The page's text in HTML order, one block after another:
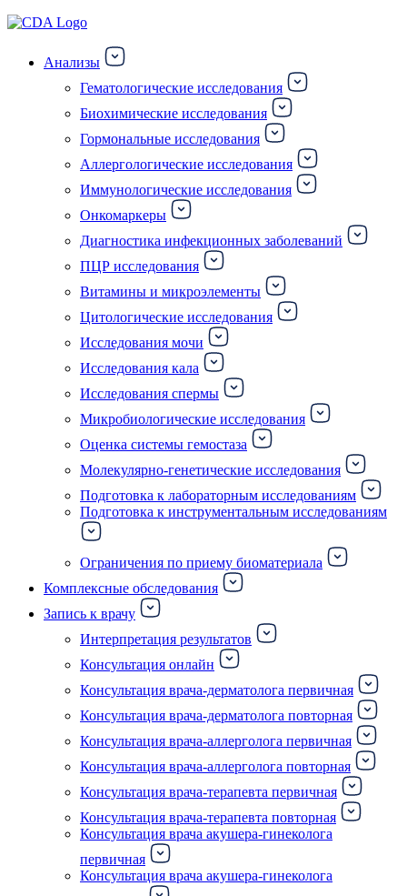
Анализы
Гематологические исследования
Биохимические исследования
Гормональные исследования
Аллергологические исследования
Иммунологические исследования
Онкомаркеры
Диагностика инфекционных заболеваний
ПЦР исследования
Витамины и микроэлементы
Цитологические исследования
Исследования мочи
Исследования кала
Исследования спермы
Микробиологические исследования
Оценка системы гемостаза
Молекулярно-генетические исследования
Подготовка к лабораторным исследованиям
Подготовка к инструментальным исследованиям
Ограничения по приему биоматериала
Комплексные обследования
Запись к врачу
Интерпретация результатов
Консультация онлайн
Консультация врача-дерматолога первичная
Консультация врача-дерматолога повторная
Консультация врача-аллерголога первичная
Консультация врача-аллерголога повторная
Консультация врача-терапевта первичная
Консультация врача-терапевта повторная
Консультация врача акушера-гинеколога
первичная
Консультация врача акушера-гинеколога